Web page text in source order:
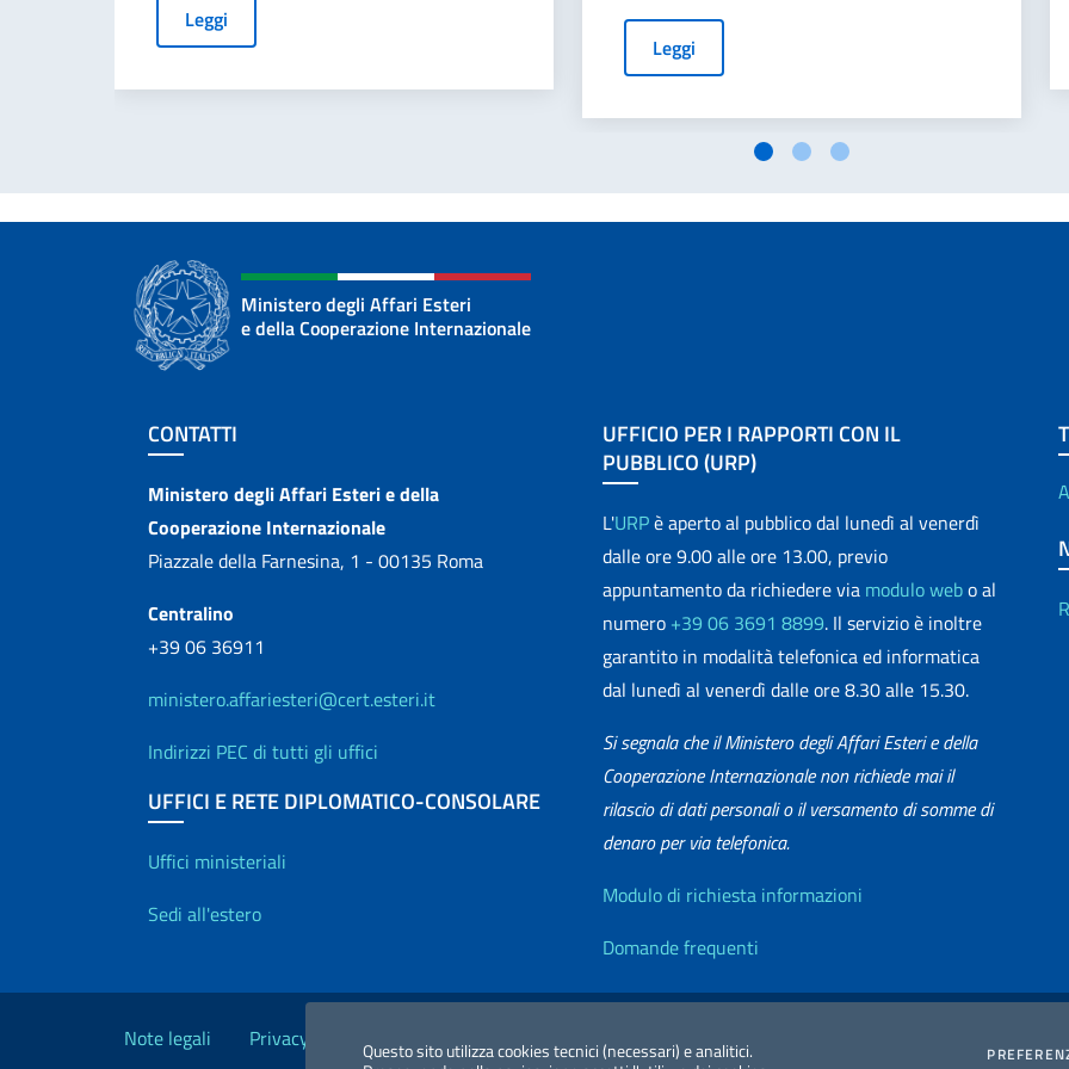
Questo sito utilizza cookies tecnici (necessari) e analitici.
Leggi
Leggi
Ministero degli Affari Esteri
e della Cooperazione Internazionale
Sezione footer
CONTATTI
Contatti
Ministero degli Affari Esteri e della
Cooperazione Internazionale
Piazzale della Farnesina, 1 - 00135 Roma
Centralino
+39 06 36911
ministero.affariesteri@cert.esteri.it
Indirizzi PEC di tutti gli uffici
UFFICI E RETE DIPLOMATICO-CONSOLARE
Uffici e Rete diplomatica
Uffici ministeriali
Sedi all'estero
UFFICIO PER I RAPPORTI CON IL
PUBBLICO (URP)
L'URPè aperto al pubblico dal lunedì al venerdì
dalle ore 9.00 alle ore 13.00, previo
appuntamento da richiedere via modulo webo al
numero +39 06 3691 8899. Il servizio è inoltre
garantito in modalità telefonica ed informatica
dal lunedì al venerdì dalle ore 8.30 alle 15.30.
Si segnala che il Ministero degli Affari Esteri e della
Cooperazione Internazionale non richiede mai il
rilascio di dati personali o il versamento di somme di
denaro per via telefonica.
Info utili
Modulo di richiesta informazioni
Domande frequenti
Link Utili
Note legali Privacy e cookie policy Dichiarazione Accessibilità Redazione Esteri
2026 Copyright